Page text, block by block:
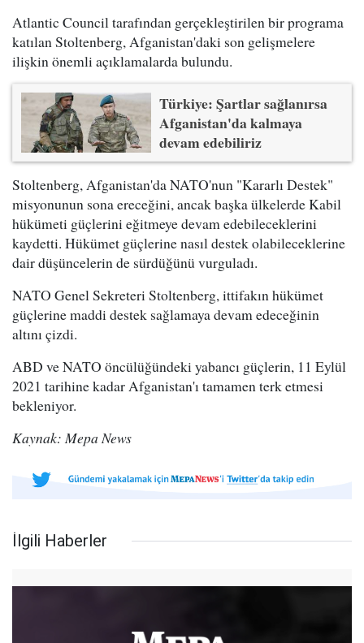
Atlantic Council tarafından gerçekleştirilen bir programa
katılan Stoltenberg, Afganistan'daki son gelişmelere
ilişkin önemli açıklamalarda bulundu.
Türkiye: Şartlar sağlanırsa
Afganistan'da kalmaya
devam edebiliriz
Stoltenberg, Afganistan'da NATO'nun "Kararlı Destek"
misyonunun sona ereceğini, ancak başka ülkelerde Kabil
hükümeti güçlerini eğitmeye devam edebileceklerini
kaydetti. Hükümet güçlerine nasıl destek olabileceklerine
dair düşüncelerin de sürdüğünü vurguladı.
NATO Genel Sekreteri Stoltenberg, ittifakın hükümet
güçlerine maddi destek sağlamaya devam edeceğinin
altını çizdi.
ABD ve NATO öncülüğündeki yabancı güçlerin, 11 Eylül
2021 tarihine kadar Afganistan'ı tamamen terk etmesi
bekleniyor.
Kaynak: Mepa News
İlgili Haberler